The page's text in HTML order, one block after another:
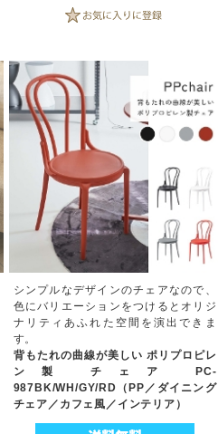
シンプルなデザインのチェアなので、
色にバリエーションをつけるとオリジ
ナリティあふれた空間を演出できま
す。
背もたれの曲線が美しい ポリプロピレ
ン製 チェア PC-
987BK/WH/GY/RD（PP／ダイニング
チェア／カフェ風／インテリア）